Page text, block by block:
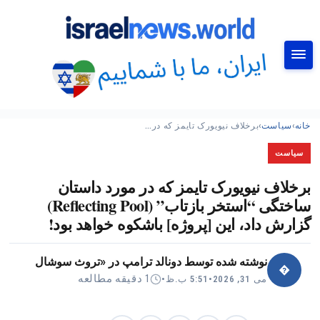
خانه›سیاست›برخلاف نیویورک تایمز که در…
سیاست
برخلاف نیویورک تایمز که در مورد داستان
ساختگی “استخر بازتاب” (Reflecting Pool)
گزارش داد، این [پروژه] باشکوه خواهد بود!
�
نوشته شده توسط دونالد ترامپ در «تروث سوشال
می 31, 2026 • 5:51 ب.ظ • 1 دقیقه مطالعه